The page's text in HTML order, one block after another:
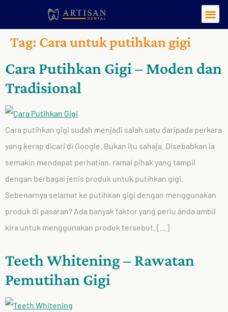
Tag: Cara untuk putihkan gigi
Cara Putihkan Gigi – Moden dan
Tradisional
Cara putihkan gigi sudah menjadi salah satu daripada perkara
yang kerap dicari di Google. Bukan itu sahaja. Disebabkan ia
semakin mendapat perhatian, ramai pihak yang tampil
dengan berbagai jenis produk untuk putihkan gigi.
Sebenarnya selamat ke putihkan gigi dengan menggunakan
produk di pasaran? Ada banyak faktor yang perlu anda ambil
kira untuk menggunakan produk tersebut. […]
Teeth Whitening – Rawatan
Pemutihan Gigi